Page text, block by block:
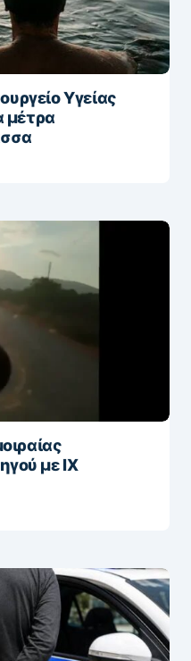
Υγείας
μέτρα
με ΙΧ